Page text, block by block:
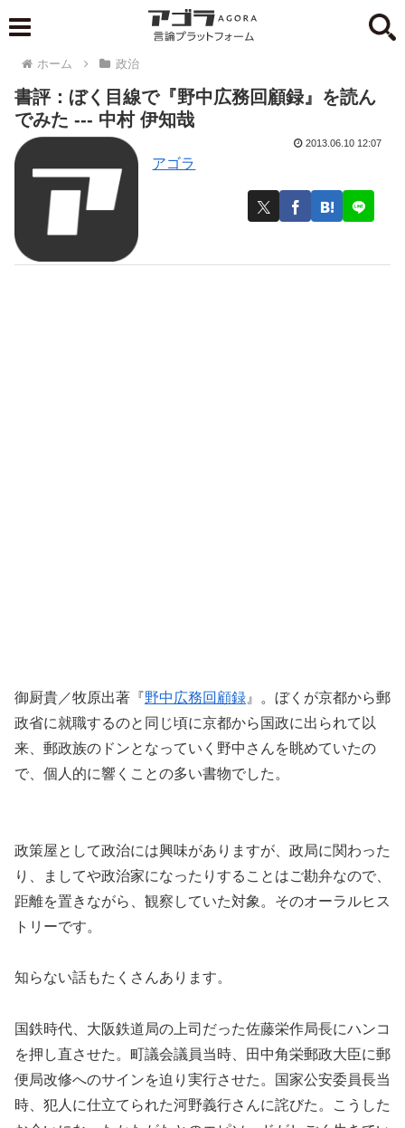
ホーム 政治
書評：ぼく目線で『野中広務回顧録』を読ん
でみた --- 中村 伊知哉
アゴラ
2013.06.10 12:07
御厨貴／牧原出著『野中広務回顧録 』。ぼくが京都から郵
政省に就職するのと同じ頃に京都から国政に出られて以
来、郵政族のドンとなっていく野中さんを眺めていたの
で、個人的に響くことの多い書物でした。
政策屋として政治には興味がありますが、政局に関わった
り、ましてや政治家になったりすることはご勘弁なので、
距離を置きながら、観察していた対象。そのオーラルヒス
トリーです。
知らない話もたくさんあります。
国鉄時代、大阪鉄道局の上司だった佐藤栄作局長にハンコ
を押し直させた。町議会議員当時、田中角栄郵政大臣に郵
便局改修へのサインを迫り実行させた。国家公安委員長当
時、犯人に仕立てられた河野義行さんに詫びた。こうした